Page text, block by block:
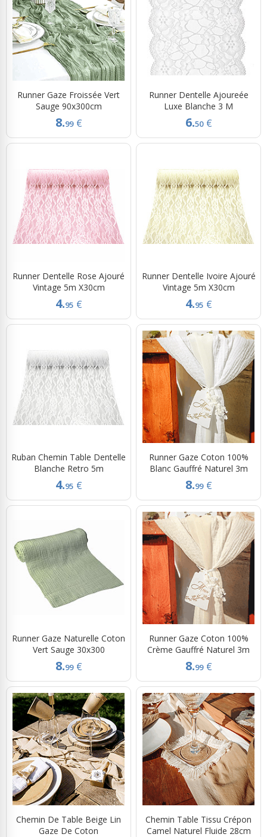
Runner Gaze Froissée Vert
Sauge 90x300cm
8.99 €
Runner Dentelle Ajoureée
Luxe Blanche 3 M
6.50 €
Runner Dentelle Rose Ajouré
Vintage 5m X30cm
4.95 €
Runner Dentelle Ivoire Ajouré
Vintage 5m X30cm
4.95 €
Ruban Chemin Table Dentelle
Blanche Retro 5m
4.95 €
Runner Gaze Coton 100%
Blanc Gauffré Naturel 3m
8.99 €
Runner Gaze Naturelle Coton
Vert Sauge 30x300
8.99 €
Runner Gaze Coton 100%
Crème Gauffré Naturel 3m
8.99 €
Chemin De Table Beige Lin
Gaze De Coton
Chemin Table Tissu Crépon
Camel Naturel Fluide 28cm